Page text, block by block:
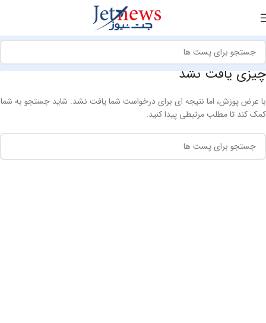
چیزی یافت نشد
با عرض پوزش، اما نتیجه ای برای درخواست شما یافت نشد. شاید جستجو به شما
کمک کند تا مطلب مرتبطی پیدا کنید.